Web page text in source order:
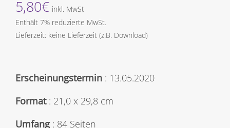
5,80€ inkl. MwSt
Enthält 7% reduzierte MwSt.
Lieferzeit: keine Lieferzeit (z.B. Download)
Erscheinungstermin : 13.05.2020
Format: 21,0 x 29,8 cm
Umfang: 84 Seiten